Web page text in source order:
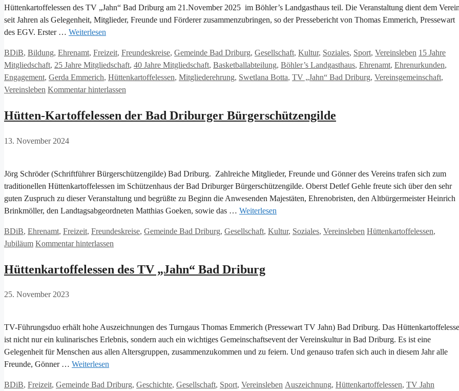
Hüttenkartoffelessen des TV „Jahn“ Bad Driburg am 21.November 2025 im Böhler’s Landgasthaus teil. Die Veranstaltung dient dem
seit Jahren als Gelegenheit, Mitglieder, Freunde und Förderer zusammenzubringen, so der Pressebericht von Thomas Emmerich, Pressewart
des EGV. Erster … Weiterlesen
Kategorien
BDiB, Bildung, Ehrenamt, Freizeit, Freundeskreise, Gemeinde Bad Driburg, Gesellschaft, Kultur, Soziales, Sport, Vereinsleben 15 Jahre
Mitgliedschaft, 25 Jahre Mitgliedschaft, 40 Jahre Mitgliedschaft, Basketballabteilung, Böhler’s Landgasthaus, Ehrenamt, Ehrenurkunden,
Engagement, Gerda Emmerich, Hüttenkartoffelessen, Mitgliederehrung, Swetlana Botta, TV „Jahn“ Bad Driburg, Vereinsgemeinschaft,
Vereinsleben Kommentar hinterlassen
Hütten-Kartoffelessen der Bad Driburger Bürgerschützengilde
13. November 2024
Jörg Schröder (Schriftführer Bürgerschützengilde) Bad Driburg. Zahlreiche Mitglieder, Freunde und Gönner des Vereins trafen sich zum
traditionellen Hüttenkartoffelessen im Schützenhaus der Bad Driburger Bürgerschützengilde. Oberst Detlef Gehle freute sich über den sehr
guten Zuspruch zu dieser Veranstaltung und begrüßte zu Beginn die Anwesenden Majestäten, Ehrenobristen, den Altbürgermeister Heinrich
Brinkmöller, den Landtagsabgeordneten Matthias Goeken, sowie das … Weiterlesen
Kategorien
BDiB, Ehrenamt, Freizeit, Freundeskreise, Gemeinde Bad Driburg, Gesellschaft, Kultur, Soziales, Vereinsleben Schlagwörter
Hüttenkartoffelessen,
Jubiläum Kommentar hinterlassen
Hüttenkartoffelessen des TV „Jahn“ Bad Driburg
25. November 2023
TV-Führungsduo erhält hohe Auszeichnungen des Turngaus Thomas Emmerich (Pressewart TV Jahn) Bad Driburg. Das
ist nicht nur ein kulinarisches Erlebnis, sondern auch ein wichtiges Gemeinschaftsevent der Vereinskultur in Bad Driburg. Es ist eine
Gelegenheit für Menschen aus allen Altersgruppen, zusammenzukommen und zu feiern. Und genauso trafen sich auch in diesem Jahr alle
Freunde, Gönner … Weiterlesen
Kategorien
BDiB, Freizeit, Gemeinde Bad Driburg, Geschichte, Gesellschaft, Sport, Vereinsleben Schlagwörter
Auszeichnung, Hüttenkartoffelessen, TV Jahn